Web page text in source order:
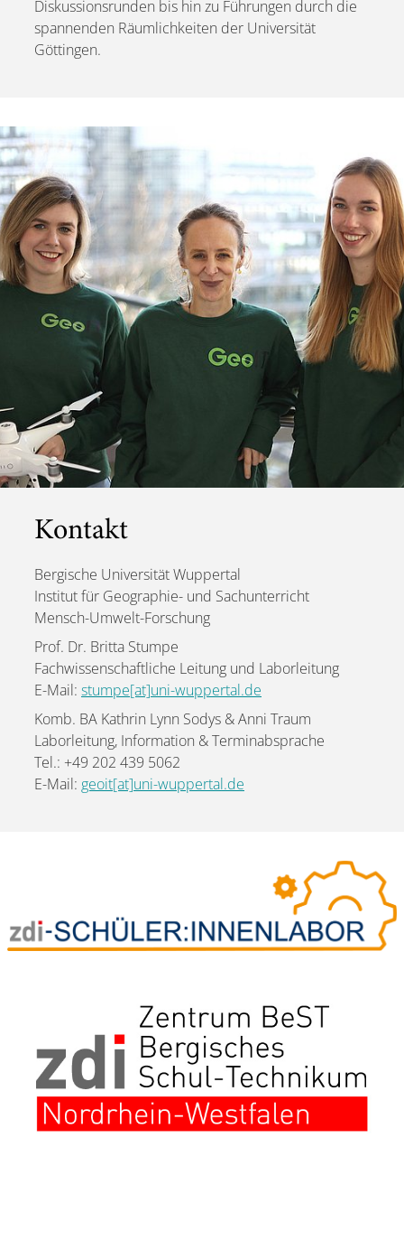
Diskussionsrunden bis hin zu Führungen durch die
spannenden Räumlichkeiten der Universität
Göttingen.
Kontakt
Bergische Universität Wuppertal
Institut für Geographie- und Sachunterricht
Mensch-Umwelt-Forschung
Prof. Dr. Britta Stumpe
Fachwissenschaftliche Leitung und Laborleitung
E-Mail: stumpe[at]uni-wuppertal.de
Komb. BA Kathrin Lynn Sodys & Anni Traum
Laborleitung, Information & Terminabsprache
Tel.: +49 202 439 5062
E-Mail: geoit[at]uni-wuppertal.de